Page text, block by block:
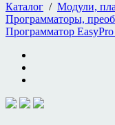
Каталог / Модули,
Программаторы,
Программатор